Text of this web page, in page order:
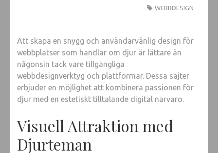
WEBBDESIGN
Att skapa en snygg och användarvänlig design för
webbplatser som handlar om djur är lättare än
någonsin tack vare tillgängliga
webbdesignverktyg och plattformar. Dessa sajter
erbjuder en möjlighet att kombinera passionen för
djur med en estetiskt tilltalande digital närvaro.
Visuell Attraktion med
Djurteman